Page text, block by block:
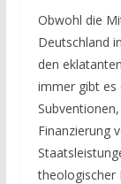
Obwohl die
Deutschland
den
immer gibt es
Finanzierung
theologischer